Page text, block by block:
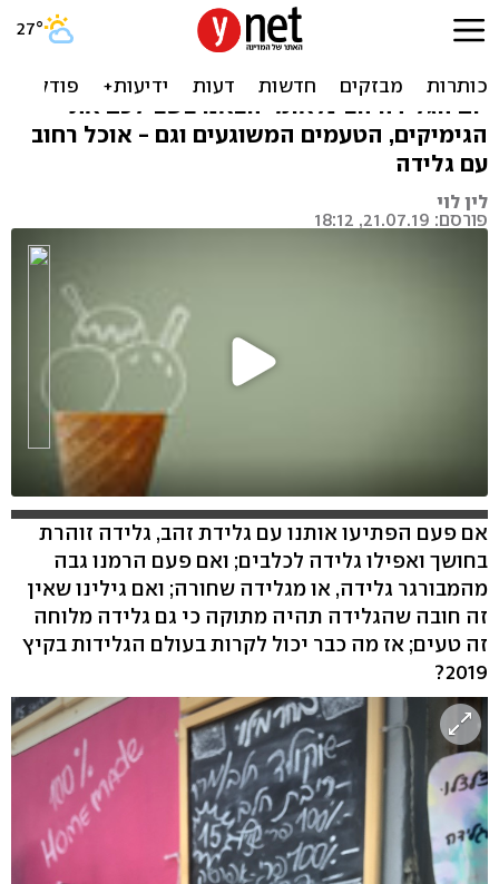
גלידה גרסת קיץ 2019
מי שם פטרוזיליה וטחינה בגלידה שלי? לכבוד
יום הגלידה הבינלאומי הבאנו בשבילכם את
הגימיקים, הטעמים המשוגעים וגם - אוכל רחוב
עם גלידה
לין לוי
פורסם: 21.07.19, 18:12
אם פעם הפתיעו אותנו עם גלידת זהב, גלידה זוהרת
בחושך ואפילו גלידה לכלבים; ואם פעם הרמנו גבה
מהמבורגר גלידה, או מגלידה שחורה; ואם גילינו שאין
זה חובה שהגלידה תהיה מתוקה כי גם גלידה מלוחה
זה טעים; אז מה כבר יכול לקרות בעולם הגלידות בקיץ
2019?